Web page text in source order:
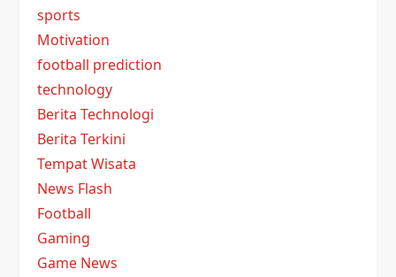
sports
Motivation
football prediction
technology
Berita Technologi
Berita Terkini
Tempat Wisata
News Flash
Football
Gaming
Game News